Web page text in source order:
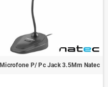
Microfone P/ Pc Jack 3.5Mm Natec